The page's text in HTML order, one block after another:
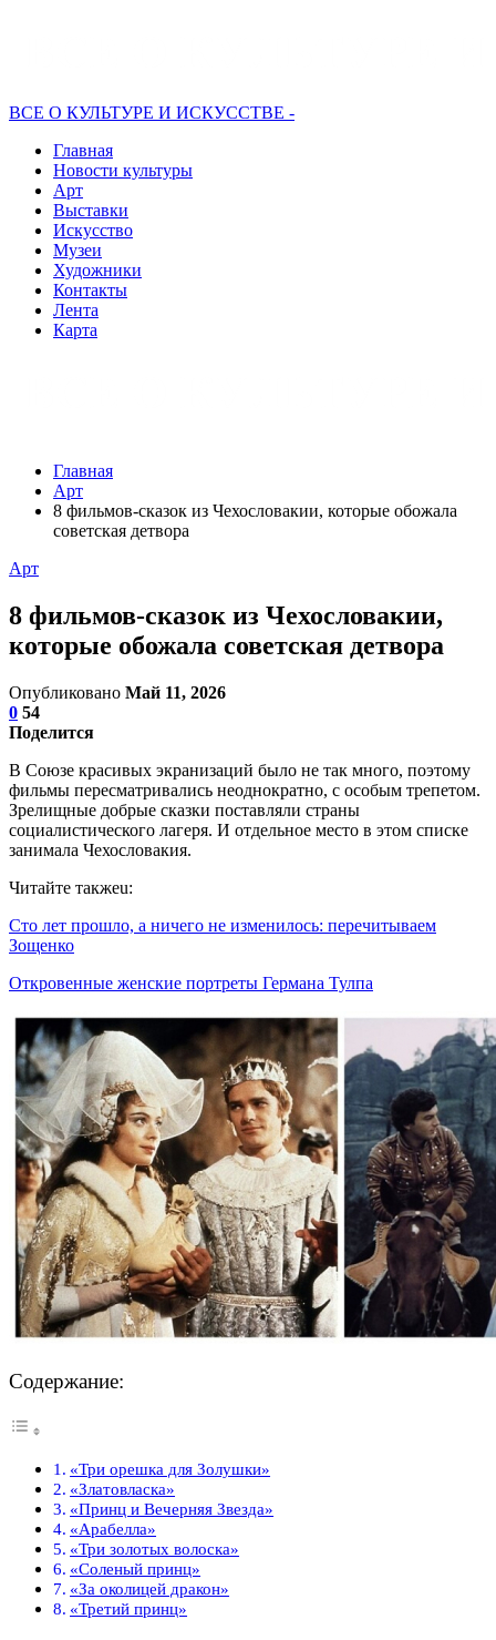
ВСЕ О КУЛЬТУРЕ И ИСКУССТВЕ -
Главная
Новости культуры
Арт
Выставки
Искусство
Музеи
Художники
Контакты
Лента
Карта
Главная
Арт
8 фильмов-сказок из Чехословакии, которые обожала
советская детвора
Арт
8 фильмов-сказок из Чехословакии,
которые обожала советская детвора
Опубликовано Май 11, 2026
0 54
Поделится
В Союзе красивых экранизаций было не так много, поэтому
фильмы пересматривались неоднократно, с особым трепетом.
Зрелищные добрые сказки поставляли страны
социалистического лагеря. И отдельное место в этом списке
занимала Чехословакия.
Читайте такжеu:
Сто лет прошло, а ничего не изменилось: перечитываем
Зощенко
Откровенные женские портреты Германа Тулпа
Содержание:
«Три орешка для Золушки»
«Златовласка»
«Принц и Вечерняя Звезда»
«Арабелла»
«Три золотых волоска»
«Соленый принц»
«За околицей дракон»
«Третий принц»